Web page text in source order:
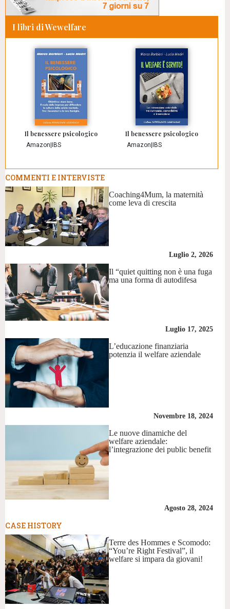
I libri di Wewelfare
Il benessere psicologico
Amazon IBS
Il benessere psicologico
Amazon IBS
COMMENTI E INTERVISTE
Coaching4Mum, la maternità
come leva di crescita
Luglio 2, 2026
Il “quiet quitting non è una fuga
ma una forma di autodifesa
Luglio 17, 2025
L’educazione finanziaria
potenzia il welfare aziendale
Novembre 18, 2024
Le nuove dinamiche del
welfare aziendale:
l’integrazione dei public benefit
Agosto 28, 2024
CASE HISTORY
Terre des Hommes e Scomodo:
“You’re Right Festival”, il
welfare si impara da giovani!